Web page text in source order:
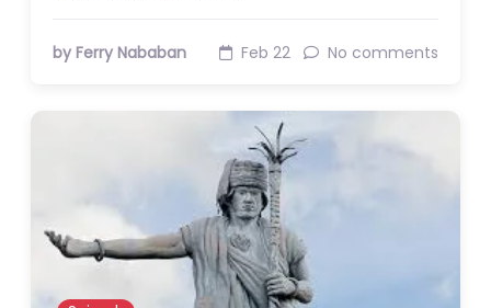
by Ferry Nababan Feb 22 No comments